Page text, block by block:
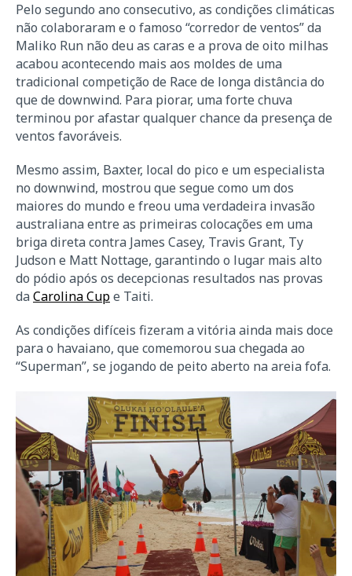
Pelo segundo ano consecutivo, as condições climáticas
não colaboraram e o famoso “corredor de ventos” da
Maliko Run não deu as caras e a prova de oito milhas
acabou acontecendo mais aos moldes de uma
tradicional competição de Race de longa distância do
que de downwind. Para piorar, uma forte chuva
terminou por afastar qualquer chance da presença de
ventos favoráveis.
Mesmo assim, Baxter, local do pico e um especialista
no downwind, mostrou que segue como um dos
maiores do mundo e freou uma verdadeira invasão
australiana entre as primeiras colocações em uma
briga direta contra James Casey, Travis Grant, Ty
Judson e Matt Nottage, garantindo o lugar mais alto
do pódio após os decepcionas resultados nas provas
daCarolina Cupe Taiti.
As condições difíceis fizeram a vitória ainda mais doce
para o havaiano, que comemorou sua chegada ao
“Superman”, se jogando de peito aberto na areia fofa.